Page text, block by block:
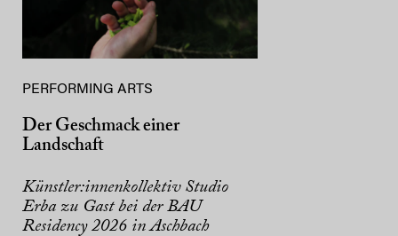
PERFORMING ARTS
Der Geschmack einer
Landschaft
Künstler:innenkollektiv Studio
Erba zu Gast bei der BAU
Residency 2026 in Aschbach